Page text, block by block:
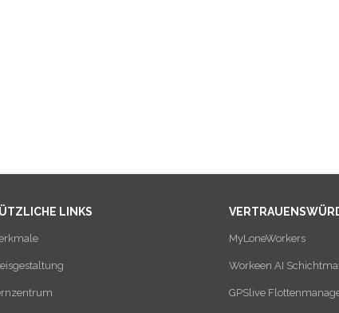
LINKS
MyLoneWorkers
Workeen AI
GPSlive